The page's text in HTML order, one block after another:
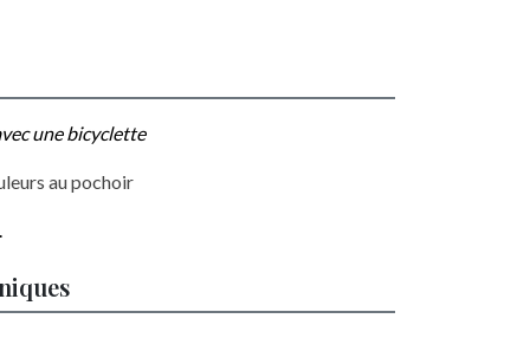
une bicyclette
au pochoir